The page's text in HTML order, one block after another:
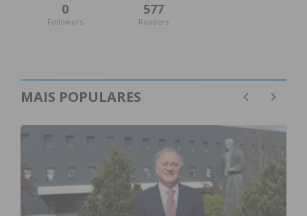
0
Followers
577
Readers
MAIS POPULARES